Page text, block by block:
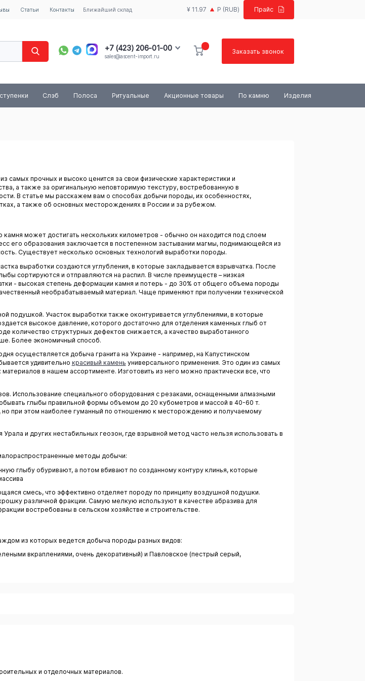
Статьи Контакты Ближайший склад ¥ 11.97 Р (RUB) Прайс
+7 (423) 206-01-00
8 (800) 100-03-84
sales@ascent-import.ru
Заказать звонок
Слэб Полоса Ритуальные Акционные товары По камню Изделия
самых прочных и высоко ценится за свои физические характеристики и
а также за оригинальную неповторимую текстуру, востребованную в
В статье мы расскажем вам о способах добычи породы, их особенностях,
а также об основных месторождениях в России и за рубежом.
камня может достигать нескольких километров - обычно он находится под слоем
его образования заключается в постепенном застывании магмы, поднимающейся из
Существует несколько основных технологий выработки породы.
выработки создаются углубления, в которые закладывается взрывчатка. После
сортируются и отправляются на распил. В числе преимуществ – низкая
- высокая степень деформации камня и потерь - до 30% от общего объема породы
необрабатываемый материал. Чаще применяют при получении технической
подушкой. Участок выработки также оконтуривается углублениями, в которые
высокое давление, которого достаточно для отделения каменных глыб от
количество структурных дефектов снижается, а качество выработанного
Более экономичный способ.
осуществляется добыча гранита на Украине - например, на Капустинском
удивительно красивый камень универсального применения. Это один из самых
в нашем ассортименте. Изготовить из него можно практически все, что
Использование специального оборудования с резаками, оснащенными алмазными
глыбы правильной формы объемом до 20 кубометров и массой в 40-60 т.
при этом наиболее гуманный по отношению к месторождению и получаемому
и других нестабильных геозон, где взрывной метод часто нельзя использовать в
методы добычи:
глыбу обуривают, а потом вбивают по созданному контуру клинья, которые
смесь, что эффективно отделяет породу по принципу воздушной подушки.
различной фракции. Самую мелкую используют в качестве абразива для
востребованы в сельском хозяйстве и строительстве.
из которых ведется добыча породы разных видов:
вкраплениями, очень декоративный) и Павловское (пестрый серый,
и отделочных материалов.